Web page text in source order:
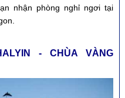
nhận phòng nghỉ ngơi tại
- CHÙA VÀNG